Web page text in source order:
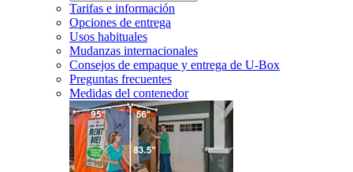
Tarifas e información
Opciones de entrega
Usos habituales
Mudanzas internacionales
Consejos de empaque y entrega de U-Box
Preguntas frecuentes
Medidas del contenedor